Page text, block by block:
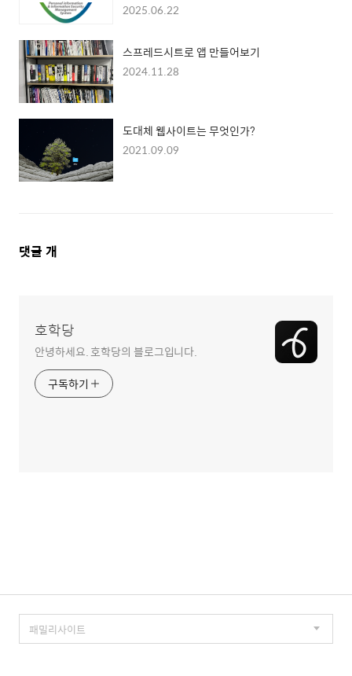
2025.06.22
스프레드시트로 앱 만들어보기
2024.11.28
도대체 웹사이트는 무엇인가?
2021.09.09
댓
댓글 개
호학당
안녕하세요. 호학당의 블로그입니다.
구독하기